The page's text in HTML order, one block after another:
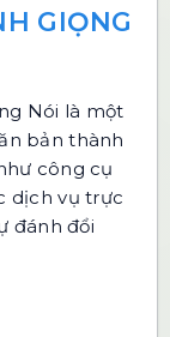
GIỌNG
Nói là một
bản thành
công cụ
dịch vụ trực
đánh đổi